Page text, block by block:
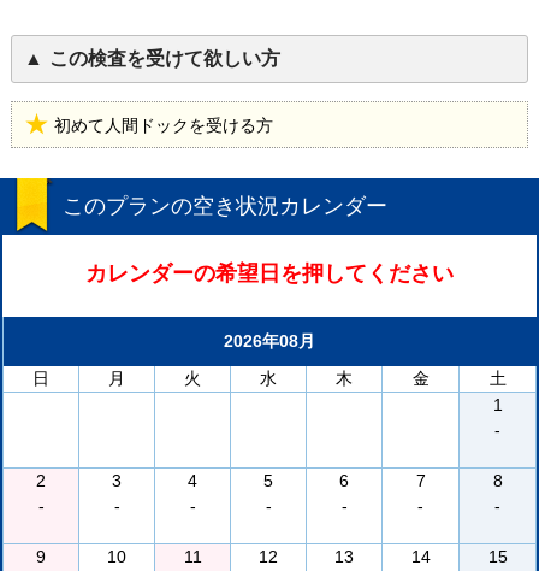
この検査を受けて欲しい方
初めて人間ドックを受ける方
このプランの空き状況カレンダー
カレンダーの希望日を押してください
2026年08月
日
月 火 水 木 金
土
1
-
2
-
3
-
4
-
5
-
6
-
7
-
8
-
9
10
11
12
13
14
15